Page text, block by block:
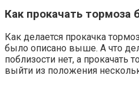
Как прокачать тормоза
Как делается прокачка
было описано выше. А что
поблизости нет, а прокачать
выйти из положения